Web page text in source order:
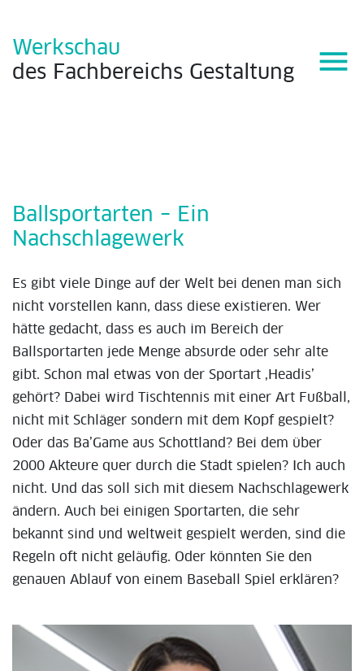
Werkschau
des Fachbereichs Gestaltung menu
Ballsportarten – Ein
Nachschlagewerk
Es gibt viele Dinge auf der Welt bei denen man sich
nicht vorstellen kann, dass diese existieren. Wer
hätte gedacht, dass es auch im Bereich der
Ballsportarten jede Menge absurde oder sehr alte
gibt. Schon mal etwas von der Sportart ‚Headis’
gehört? Dabei wird Tischtennis mit einer Art Fußball,
nicht mit Schläger sondern mit dem Kopf gespielt?
Oder das Ba’Game aus Schottland? Bei dem über
2000 Akteure quer durch die Stadt spielen? Ich auch
nicht. Und das soll sich mit diesem Nachschlagewerk
ändern. Auch bei einigen Sportarten, die sehr
bekannt sind und weltweit gespielt werden, sind die
Regeln oft nicht geläufig. Oder könnten Sie den
genauen Ablauf von einem Baseball Spiel erklären?